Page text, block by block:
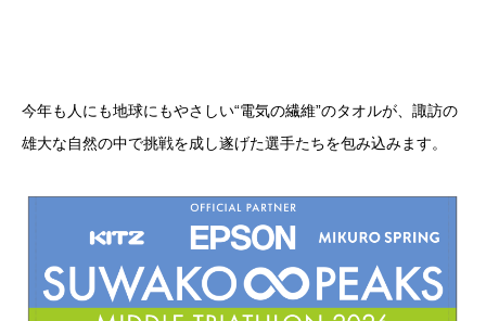
今年も人にも地球にもやさしい“電気の繊維”のタオルが、諏訪の
雄大な自然の中で挑戦を成し遂げた選手たちを包み込みます。